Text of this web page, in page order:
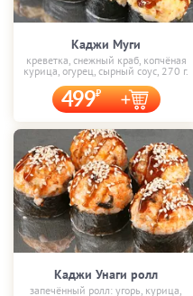
Каджи Муги
креветка, снежный краб, копчёная
курица, огурец, сырный соус, 270 г.
499
Каджи Унаги ролл
запечённый ролл: угорь, курица,